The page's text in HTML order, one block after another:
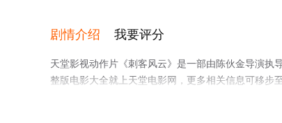
剧情介绍 我要评分
天堂影视动作片《刺客风云》是一部由陈伙金导演执
整版电影大全就上天堂电影网，更多相关信息可移步